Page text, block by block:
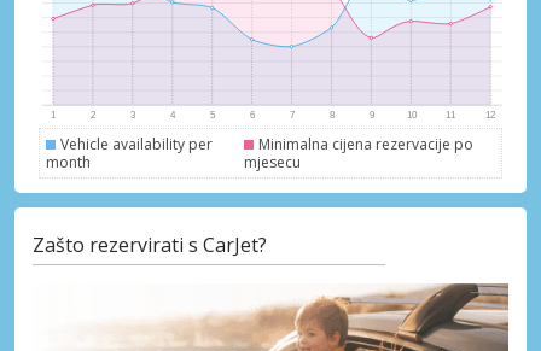
Vehicle availability per
month
Minimalna cijena rezervacije po
mjesecu
Zašto rezervirati s CarJet?
Pristupite ekskluzivnim ponudama naših